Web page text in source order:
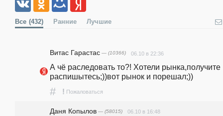
Все (432) Ранние Лучшие
Витас Гарастас — (10366) 06.10 в 22:36
А чё раследовать то?! Хотели рынка,получите
распишытесь;))вот рынок и
# ! Пожаловаться
Даня Копылов — (58015) 06.10 в 16:48